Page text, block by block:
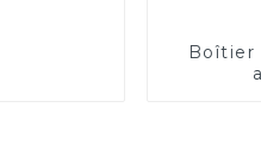
Boîtier